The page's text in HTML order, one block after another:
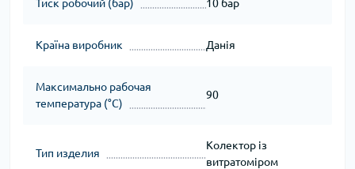
Тиск робочий (бар) 10 бар
Країна виробник Данія
Максимально рабочая
температура (°C)
90
Тип изделия
Колектор із
витратоміром